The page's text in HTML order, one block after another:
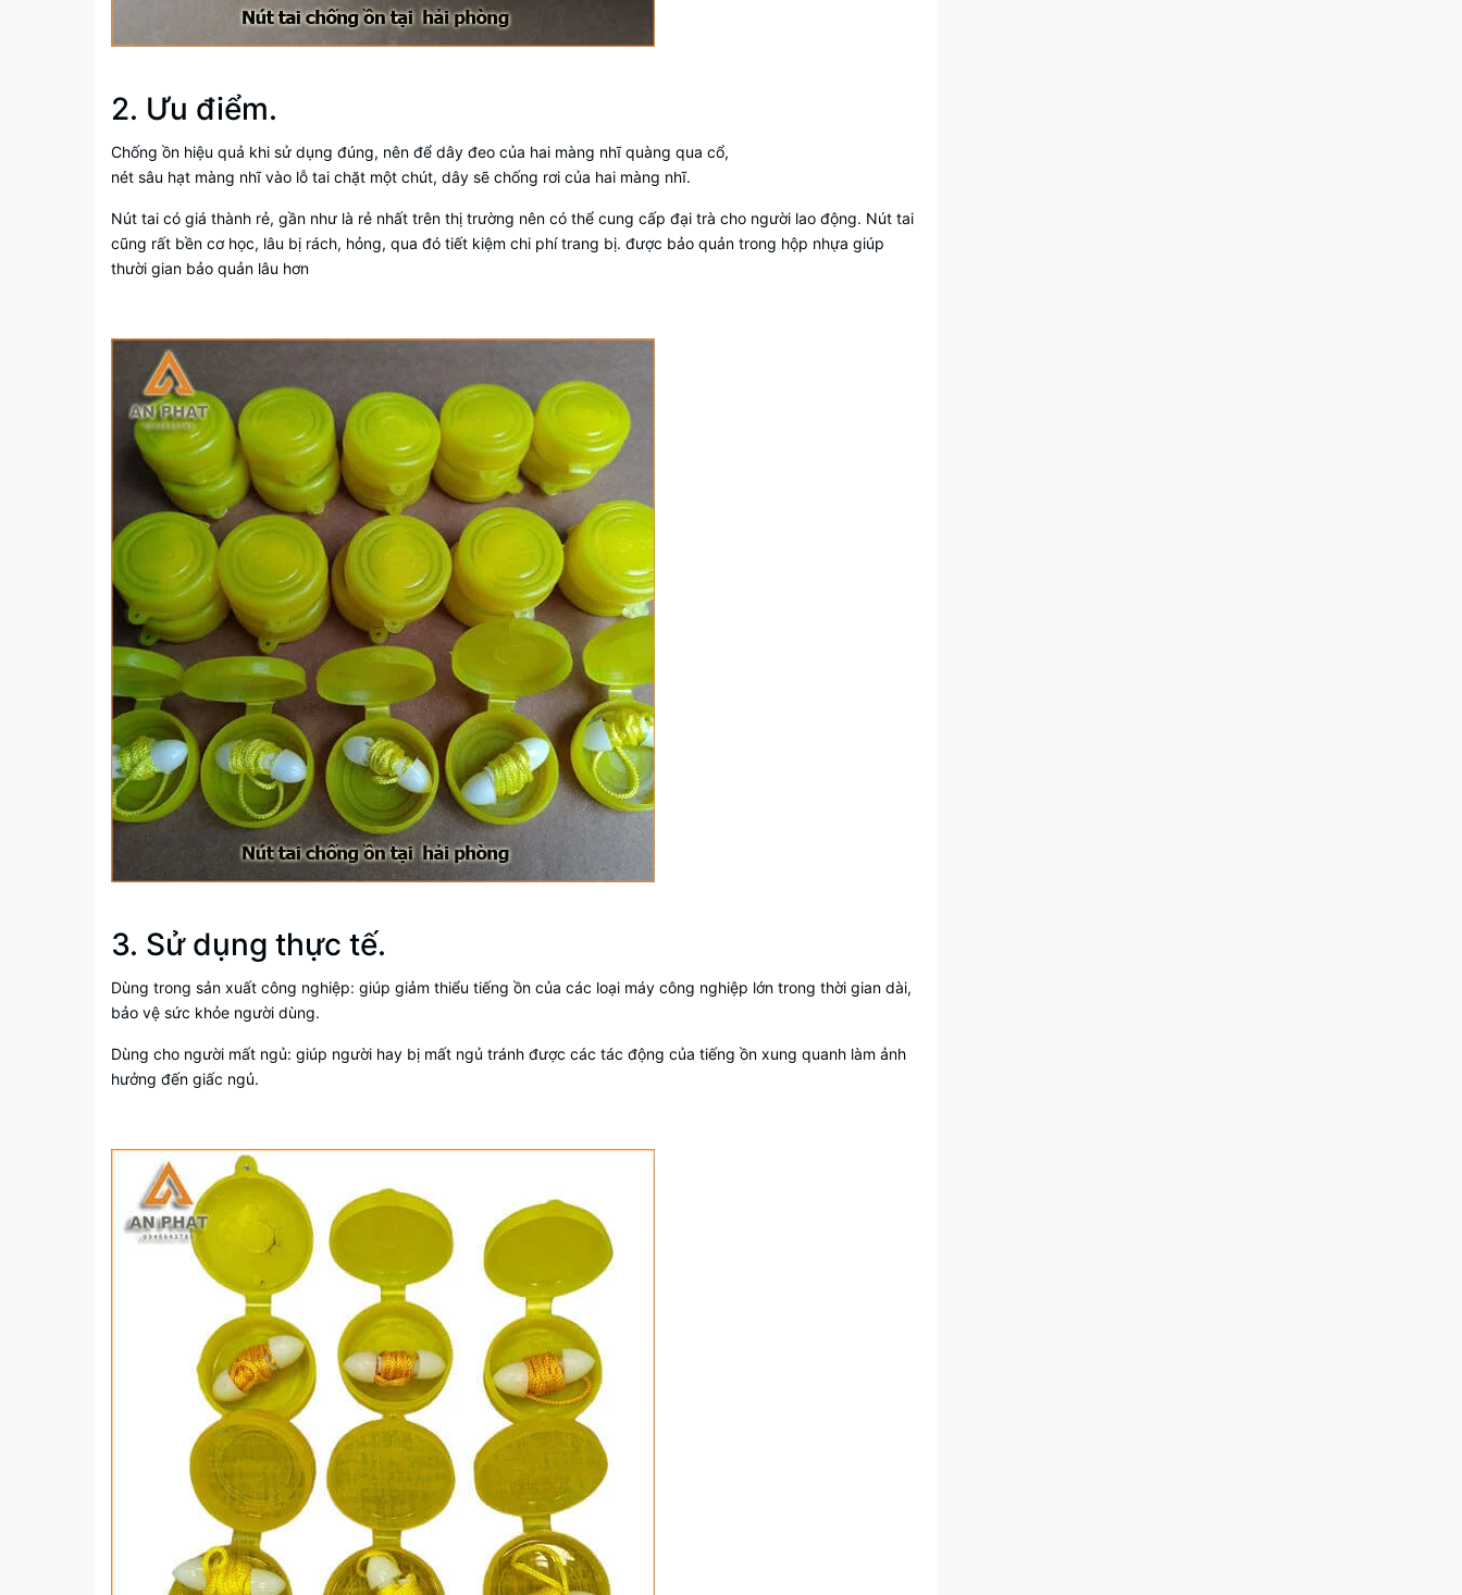
2. Ưu điểm.
Chống ồn hiệu quả khi sử dụng đúng, nên để dây đeo của hai màng nhĩ quàng qua cổ,
nét sâu hạt màng nhĩ vào lỗ tai chặt một chút, dây sẽ chống rơi của hai màng nhĩ.
Nút tai có giá thành rẻ, gần như là rẻ nhất trên thị trường nên có thể cung cấp đại trà cho người lao động. Nút tai
cũng rất bền cơ học, lâu bị rách, hỏng, qua đó tiết kiệm chi phí trang bị. được bảo quản trong hộp nhựa giúp
thười gian bảo quản lâu hơn
3. Sử dụng thực tế.
Dùng trong sản xuất công nghiệp: giúp giảm thiểu tiếng ồn của các loại máy công nghiệp lớn trong thời gian dài,
bảo vệ sức khỏe người dùng.
Dùng cho người mất ngủ: giúp người hay bị mất ngủ tránh được các tác động của tiếng ồn xung quanh làm ảnh
hưởng đến giấc ngủ.